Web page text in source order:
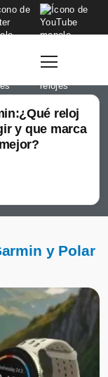
reloj
y que marca
y Polar